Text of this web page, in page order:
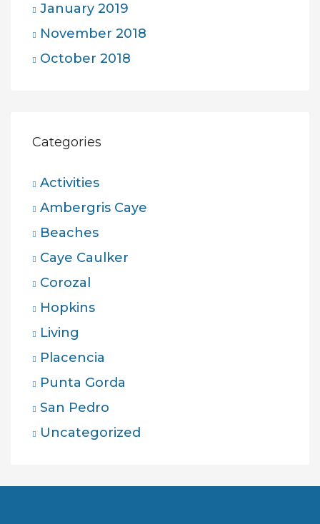
January 2019
November 2018
October 2018
Categories
Activities
Ambergris Caye
Beaches
Caye Caulker
Corozal
Hopkins
Living
Placencia
Punta Gorda
San Pedro
Uncategorized